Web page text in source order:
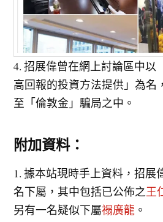
4. 招展偉曾在網上討論區中以
高回報的投資方法提供」為名
至「倫敦金」騙局之中。
附加資料：
1. 據本站現時手上資料，招展
名下屬，其中包括已公佈之王
另有一名疑似下屬禢廣龍 。